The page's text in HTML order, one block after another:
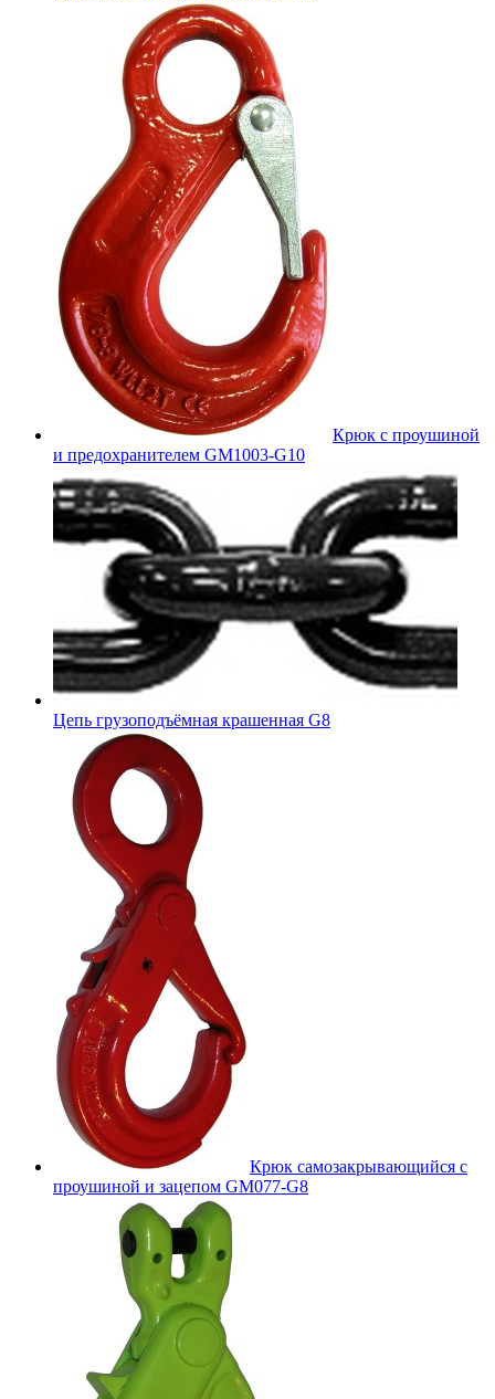
Крюк с проушиной
и предохранителем GM1003-G10
Цепь грузоподъёмная крашенная G8
Крюк самозакрывающийся с
проушиной и зацепом GM077-G8